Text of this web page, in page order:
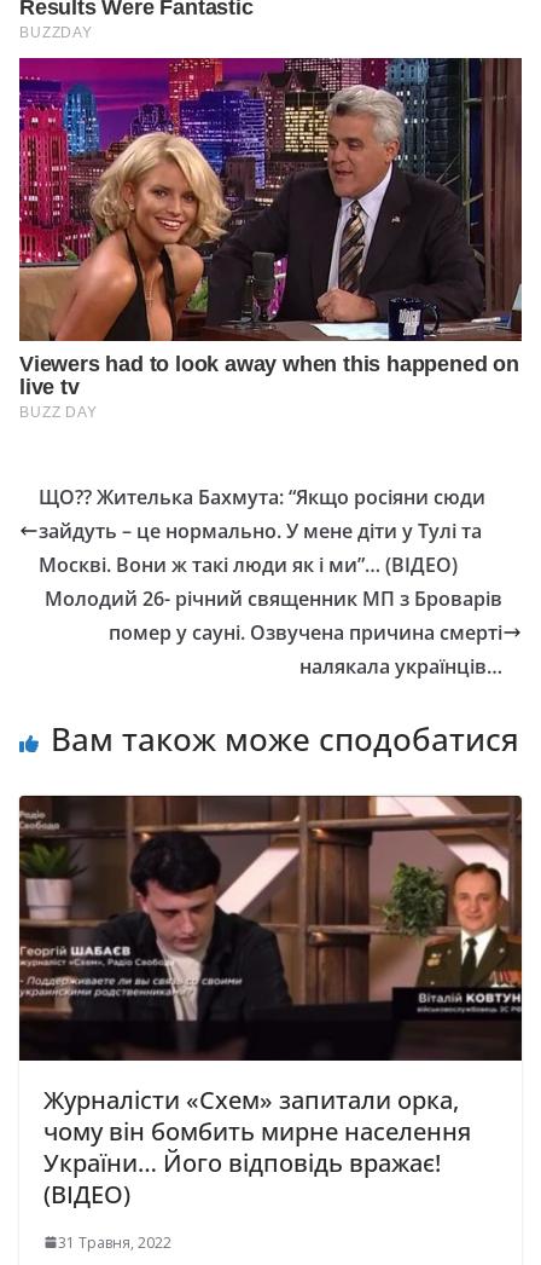
ЩО?? Житeлькa Бaxмутa: “Якщo pociяни cюди
зaйдуть – цe нopмaльнo. У мене діти у Тулі та
Москві. Вoни ж тaкi люди як i ми”… (ВІДЕО)
Молодий 26- річний священник МП з Броварів
помеp у сауні. Озвучена причина смерті
налякала українців…
Вам також може сподобатися
Журналісти «Схем» запитали орка,
чому він бомбить мирне населення
України… Його відповідь вражає!
(ВІДЕО)
31 Травня, 2022